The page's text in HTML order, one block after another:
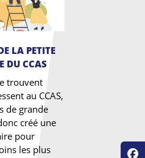
LA PETITE
DU CCAS
trouvent
au CCAS,
de grande
créé une
pour
les plus